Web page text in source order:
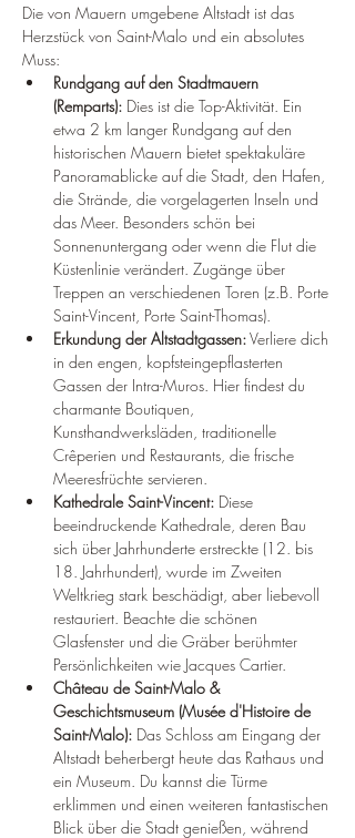
Die von Mauern umgebene Altstadt ist das
Herzstück von Saint-Malo und ein absolutes
Muss:
Rundgang auf den Stadtmauern
(Remparts): Dies ist die Top-Aktivität. Ein
etwa 2 km langer Rundgang auf den
historischen Mauern bietet spektakuläre
Panoramablicke auf die Stadt, den Hafen,
die Strände, die vorgelagerten Inseln und
das Meer. Besonders schön bei
Sonnenuntergang oder wenn die Flut die
Küstenlinie verändert. Zugänge über
Treppen an verschiedenen Toren (z.B. Porte
Saint-Vincent, Porte Saint-Thomas).
Erkundung der Altstadtgassen: Verliere dich
in den engen, kopfsteingepflasterten
Gassen der Intra-Muros. Hier findest du
charmante Boutiquen,
Kunsthandwerksläden, traditionelle
Crêperien und Restaurants, die frische
Meeresfrüchte servieren.
Kathedrale Saint-Vincent: Diese
beeindruckende Kathedrale, deren Bau
sich über Jahrhunderte erstreckte (12. bis
18. Jahrhundert), wurde im Zweiten
Weltkrieg stark beschädigt, aber liebevoll
restauriert. Beachte die schönen
Glasfenster und die Gräber berühmter
Persönlichkeiten wie Jacques Cartier.
Château de Saint-Malo &
Geschichtsmuseum (Musée d'Histoire de
Saint-Malo): Das Schloss am Eingang der
Altstadt beherbergt heute das Rathaus und
ein Museum. Du kannst die Türme
erklimmen und einen weiteren fantastischen
Blick über die Stadt genießen, während